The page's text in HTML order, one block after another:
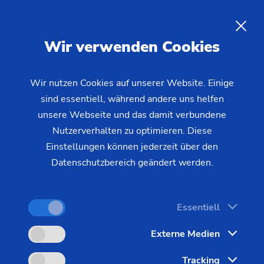
Präzisionsfertigungslösungen für
Vom 15. bis 19. Juni 2026 nimmt EMAG als
Aussteller an der Eurosatory in Paris teil – der
weltweit führenden Fachmesse für Verteidigung
für die Verteidigungsindustrie. Dabei stehen die
hochpräzise Bearbeitung von 155-mm-
Artilleriegeschossen auf der
Wir verwenden Cookies
Wir nutzen Cookies auf unserer Website. Einige
sind essentiell, während andere uns helfen
unsere Webseite und das damit verbundene
Nutzerverhalten zu optimieren. Diese
Einstellungen können jederzeit über den
Datenschutzbereich geändert werden.
Essentiell
Externe Medien
Tracking